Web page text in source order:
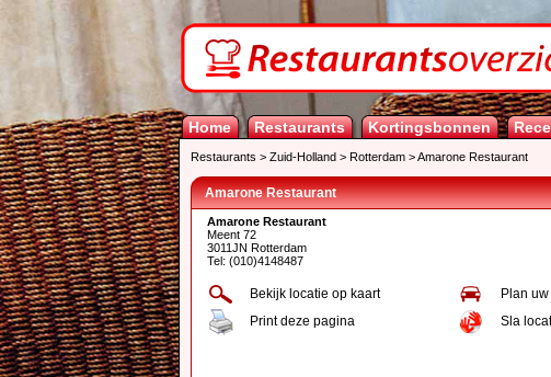
Home Restaurants Kortingsbonnen
Restaurants > Zuid-Holland > Rotterdam >Amarone Restaurant
Amarone Restaurant
Amarone Restaurant
Meent 72
3011JN Rotterdam
Tel: (010)4148487
Bekijk locatie op kaart
Plan
Print deze pagina
Sla